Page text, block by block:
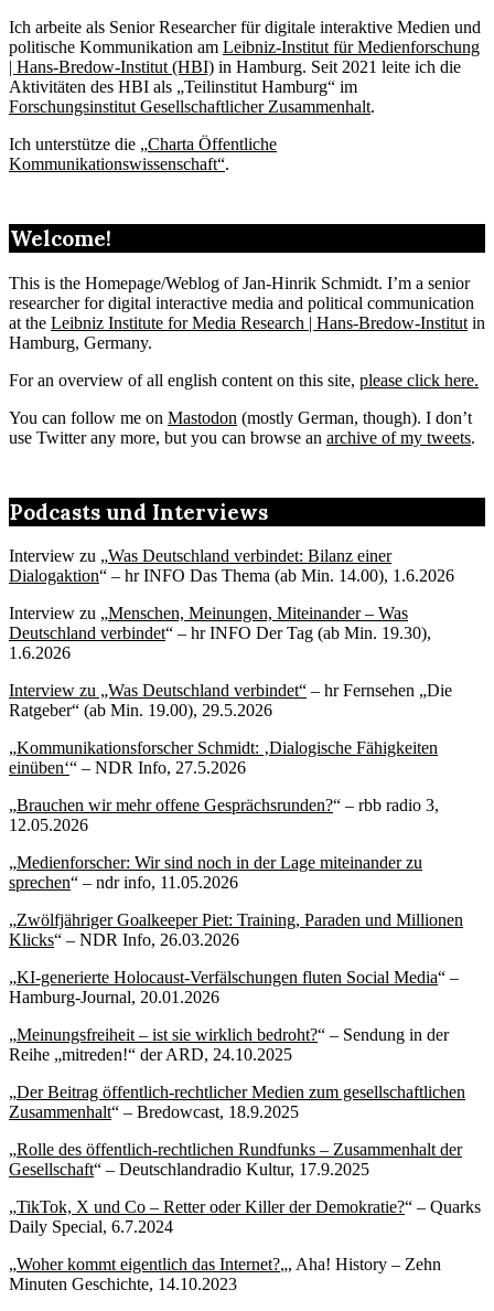
Ich arbeite als Senior Researcher für digitale interaktive Medien und
politische Kommunikation am Leibniz-Institut für Medienforschung
| Hans-Bredow-Institut (HBI) in Hamburg. Seit 2021 leite ich die
Aktivitäten des HBI als „Teilinstitut Hamburg“ im
Forschungsinstitut Gesellschaftlicher Zusammenhalt.
Ich unterstütze die „Charta Öffentliche
Kommunikationswissenschaft“.
Welcome!
This is the Homepage/Weblog of Jan-Hinrik Schmidt. I’m a senior
researcher for digital interactive media and political communication
at the Leibniz Institute for Media Research | Hans-Bredow-Institut in
Hamburg, Germany.
For an overview of all english content on this site, please click here.
You can follow me on Mastodon (mostly German, though). I don’t
use Twitter any more, but you can browse an archive of my tweets.
Podcasts und Interviews
Interview zu „Was Deutschland verbindet: Bilanz einer
Dialogaktion“ – hr INFO Das Thema (ab Min. 14.00), 1.6.2026
Interview zu „Menschen, Meinungen, Miteinander – Was
Deutschland verbindet“ – hr INFO Der Tag (ab Min. 19.30),
1.6.2026
Interview zu „Was Deutschland verbindet“ – hr Fernsehen „Die
Ratgeber“ (ab Min. 19.00), 29.5.2026
„Kommunikationsforscher Schmidt: ‚Dialogische Fähigkeiten
einüben‘“ – NDR Info, 27.5.2026
„Brauchen wir mehr offene Gesprächsrunden?“ – rbb radio 3,
12.05.2026
„Medienforscher: Wir sind noch in der Lage miteinander zu
sprechen“ – ndr info, 11.05.2026
„Zwölfjähriger Goalkeeper Piet: Training, Paraden und Millionen
Klicks“ – NDR Info, 26.03.2026
„KI-generierte Holocaust-Verfälschungen fluten Social Media“ –
Hamburg-Journal, 20.01.2026
„Meinungsfreiheit – ist sie wirklich bedroht?“ – Sendung in der
Reihe „mitreden!“ der ARD, 24.10.2025
„Der Beitrag öffentlich-rechtlicher Medien zum gesellschaftlichen
Zusammenhalt“ – Bredowcast, 18.9.2025
„Rolle des öffentlich-rechtlichen Rundfunks – Zusammenhalt der
Gesellschaft“ – Deutschlandradio Kultur, 17.9.2025
„TikTok, X und Co – Retter oder Killer der Demokratie?“ – Quarks
Daily Special, 6.7.2024
„Woher kommt eigentlich das Internet?„, Aha! History – Zehn
Minuten Geschichte, 14.10.2023